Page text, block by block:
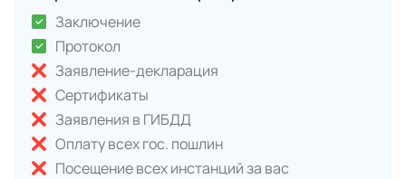
Заключение
Протокол
Заявление-декларация
Сертификаты
Заявления в ГИБДД
Оплату всех гос. пошлин
Посещение всех инстанций за вас